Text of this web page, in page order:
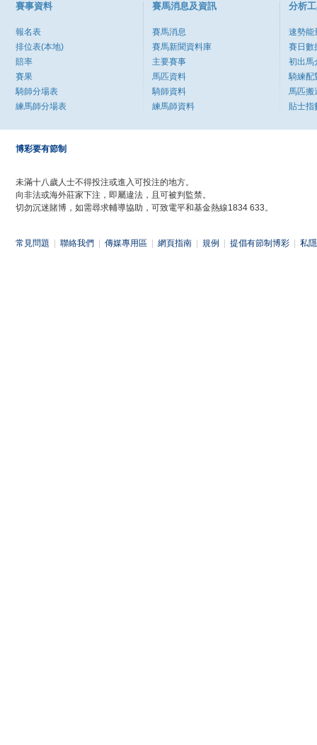
賽事資料
報名表
排位表(本地)
賠率
賽果
騎師分場表
練馬師分場表
賽馬消息及資訊
賽馬消息
賽馬新聞資料庫
主要賽事
馬匹資料
騎師資料
練馬師資料
分析
速勢能
賽日數
初出馬
騎練配
馬匹搬
貼士指
博彩要有節制
未滿十八歲人士不得投注或進入可投注的地方。
向非法或海外莊家下注，即屬違法，且可被判監禁。
切勿沉迷賭博，如需尋求輔導協助，可致電平和基金熱線1834 633。
常見問題 聯絡我們 傳媒專用區 網頁指南 規例 提倡有節制博彩 私